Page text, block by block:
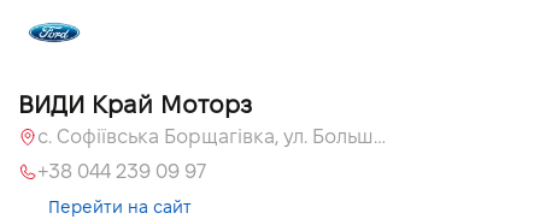
ВИДИ Край Моторз
с. Софіївська Борщагівка, ул. Большая Кольцевая, 60а
+38 044 239 09 97
Перейти на сайт